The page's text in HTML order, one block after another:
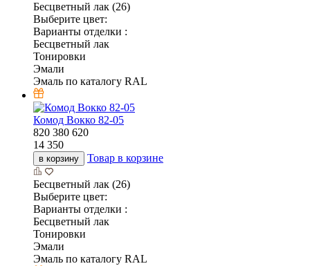
Бесцветный лак (26)
Выберите цвет:
Варианты отделки :
Бесцветный лак
Тонировки
Эмали
Эмаль по каталогу RAL
Комод Вокко 82-05
820 380 620
14 350
в корзину Товар в корзине
Бесцветный лак (26)
Выберите цвет:
Варианты отделки :
Бесцветный лак
Тонировки
Эмали
Эмаль по каталогу RAL